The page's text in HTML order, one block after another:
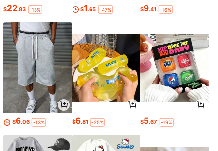
$22.83 -18% $1.65 -47% $9.41 -16%
$6.06 -13% $6.81 -25% $5.67 -19%